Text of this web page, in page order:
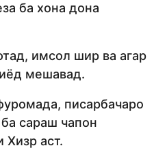
ба хона дона
имсол шир ва агар
мешавад.
писарбачаро
сараш чапон
Хизр аст.